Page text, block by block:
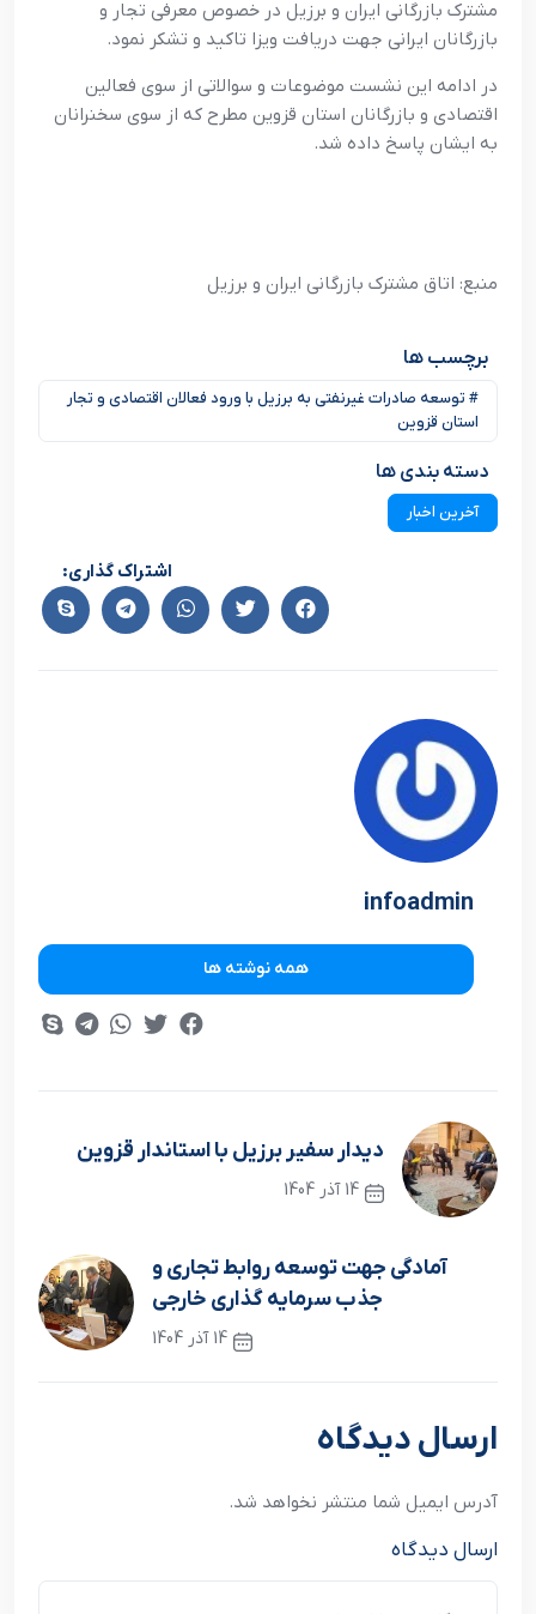
مشترک بازرگانی ایران و برزیل در خصوص معرفی تجار و
بازرگانان ایرانی جهت دریافت ویزا تاکید و تشکر نمود.
در ادامه این نشست موضوعات و سوالاتی از سوی فعالین
اقتصادی و بازرگانان استان قزوین مطرح که از سوی سخنرانان
به ایشان پاسخ داده شد.
منبع: اتاق مشترک بازرگانی ایران و برزیل
برچسب ها
# توسعه صادرات غیرنفتی به برزیل با ورود فعالان اقتصادی و تجار
استان قزوین
دسته بندی ها
آخرین اخبار
اشتراک گذاری:
infoadmin
همه نوشته ها
دیدار سفیر برزیل با استاندار قزوین
14 آذر 1404
آمادگی جهت توسعه روابط تجاری و
جذب سرمایه گذاری خارجی
14 آذر 1404
نوشته بعدی
ارسال دیدگاه
آدرس ایمیل شما منتشر نخواهد شد.
ارسال دیدگاه